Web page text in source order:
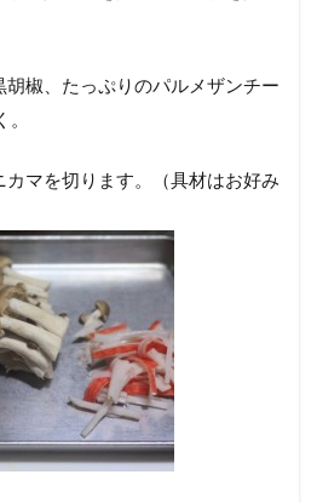
椒、たっぷりのパルメザンチー
マを切ります。（具材はお好み